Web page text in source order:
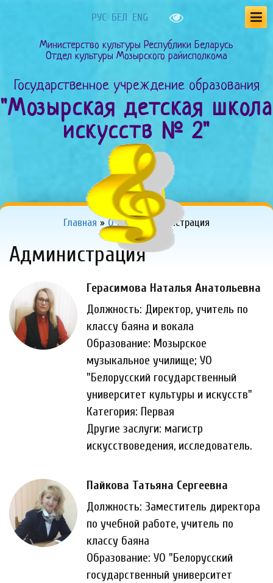
РУС БЕЛ ENG
Министерство культуры Республики Беларусь
Отдел культуры Мозырского райисполкома
Государственное учреждение образования
"Мозырская детская школа
искусств № 2"
Главная »О нас»Администрация
Администрация
Герасимова Наталья Анатольевна
Должность: Директор, учитель по
классу баяна и вокала
Образование: Мозырское
музыкальное училище; УО
"Белорусский государственный
университет культуры и искусств"
Категория: Первая
Другие заслуги: магистр
искусствоведения, исследователь.
Пайкова Татьяна Сергеевна
Должность: Заместитель директора
по учебной работе, учитель по
классу баяна
Образование: УО "Белорусский
государственный университет